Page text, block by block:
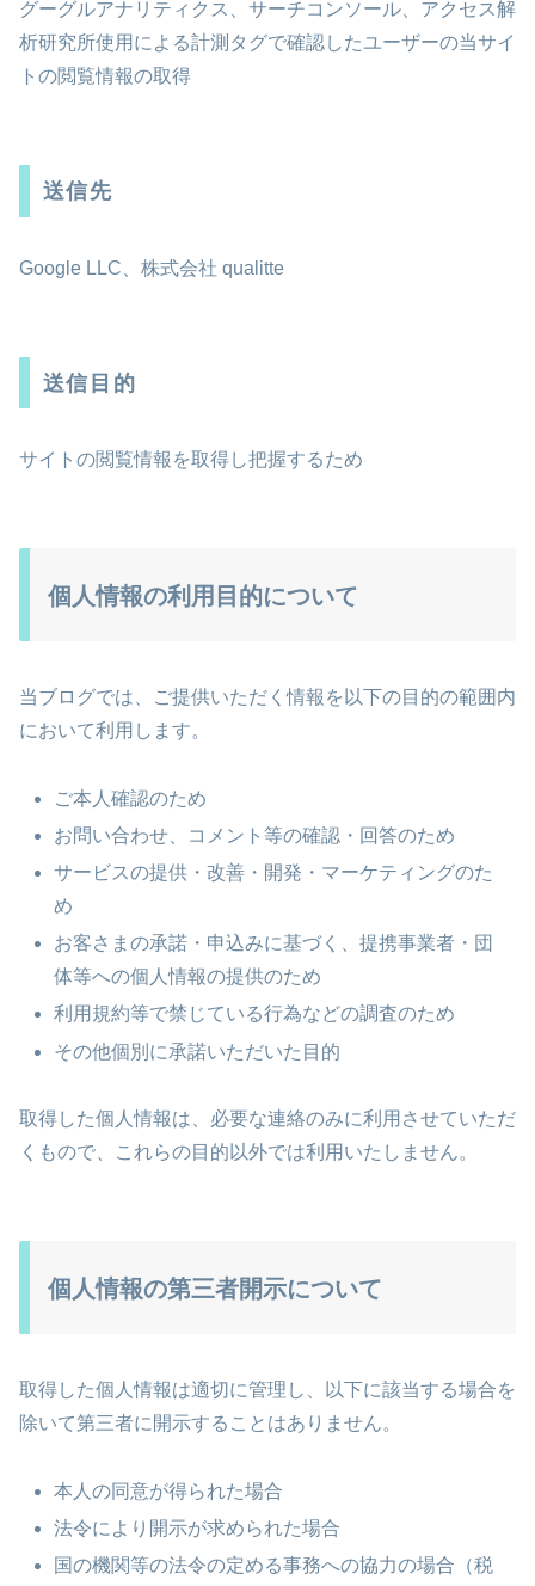
グーグルアナリティクス、サーチコンソール、アクセス解
析研究所使用による計測タグで確認したユーザーの当サイ
トの閲覧情報の取得
送信先
Google LLC、株式会社 qualitte
送信目的
サイトの閲覧情報を取得し把握するため
個人情報の利用目的について
当ブログでは、ご提供いただく情報を以下の目的の範囲内
において利用します。
ご本人確認のため
お問い合わせ、コメント等の確認・回答のため
サービスの提供・改善・開発・マーケティングのた
め
お客さまの承諾・申込みに基づく、提携事業者・団
体等への個人情報の提供のため
利用規約等で禁じている行為などの調査のため
その他個別に承諾いただいた目的
取得した個人情報は、必要な連絡のみに利用させていただ
くもので、これらの目的以外では利用いたしません。
個人情報の第三者開示について
取得した個人情報は適切に管理し、以下に該当する場合を
除いて第三者に開示することはありません。
本人の同意が得られた場合
法令により開示が求められた場合
国の機関等の法令の定める事務への協力の場合（税